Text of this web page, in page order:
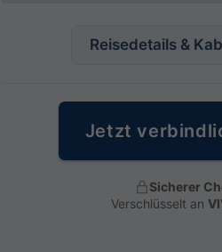
Reisedetails &
Jetzt
Sicherer
Verschlüsselt an